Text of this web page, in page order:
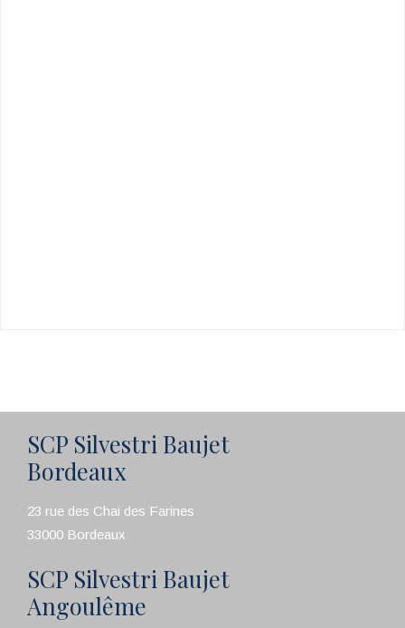
SCP Silvestri Baujet
Bordeaux
23 rue des Chai des Farines
33000 Bordeaux
SCP Silvestri Baujet
Angoulême